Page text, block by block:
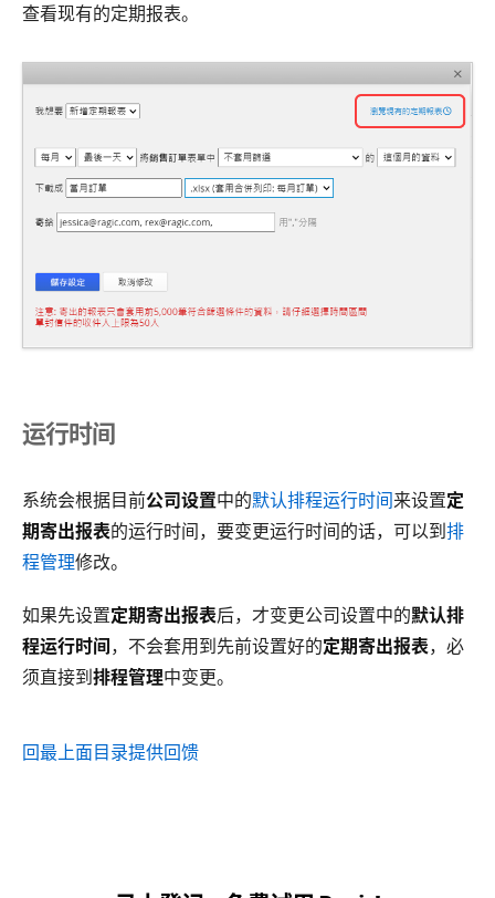
查看现有的定期报表。
运行时间
系统会根据目前公司设置中的默认排程运行时间来设置定
期寄出报表的运行时间，要变更运行时间的话，可以到排
程管理修改。
如果先设置定期寄出报表后，才变更公司设置中的默认排
程运行时间，不会套用到先前设置好的定期寄出报表，必
须直接到排程管理中变更。
回最上面目录提供回馈